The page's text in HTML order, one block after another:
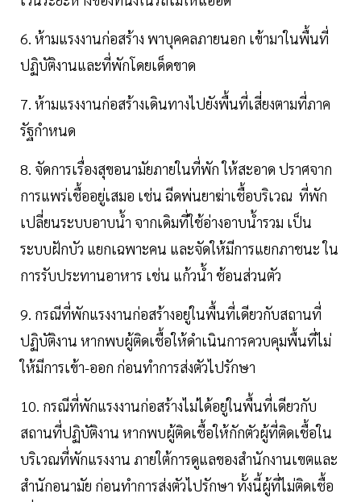
6. ห้ามแรงงานก่อสร้าง พาบุคคลภายนอก เข้ามาในพื้นที่
ปฏิบัติงานและที่พักโดยเด็ดขาด
7. ห้ามแรงงานก่อสร้างเดินทางไปยังพื้นที่เสี่ยงตามที่ภาค
รัฐกำหนด
8. จัดการเรื่องสุขอนามัยภายในที่พัก ให้สะอาด ปราศจาก
การแพร่เชื้ออยู่เสมอ เช่น ฉีดพ่นยาฆ่าเชื้อบริเวณ ที่พัก
เปลี่ยนระบบอาบน้ำ จากเดิมที่ใช้อ่างอาบน้ำรวม เป็น
ระบบฝักบัว แยกเฉพาะคน และจัดให้มีการแยกภาชนะ ใน
การรับประทานอาหาร เช่น แก้วน้ำ ช้อนส่วนตัว
9. กรณีที่พักแรงงานก่อสร้างอยู่ในพื้นที่เดียวกับสถานที่
ปฏิบัติงาน หากพบผู้ติดเชื้อให้ดำเนินการควบคุมพื้นที่ไม่
ให้มีการเข้า-ออก ก่อนทำการส่งตัวไปรักษา
10. กรณีที่พักแรงงานก่อสร้างไม่ได้อยู่ในพื้นที่เดียวกับ
สถานที่ปฏิบัติงาน หากพบผู้ติดเชื้อให้กักตัวผู้ที่ติดเชื้อใน
บริเวณที่พักแรงงาน ภายใต้การดูแลของสำนักงานเขตและ
สำนักอนามัย ก่อนทำการส่งตัวไปรักษา ทั้งนี้ผู้ที่ไม่ติดเชื้อ